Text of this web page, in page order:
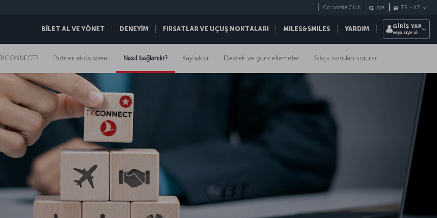
BİLET AL VE YÖNET DENEYİM FIRSATLAR VE UÇUŞ NOKTALARI MILES&SMILES YARDIM
Corporate Club Ara TR - AZ
GİRİŞ YAP
veya üye ol
Partner ekosistemi Nasıl bağlanılır? Kaynaklar Destek ve güncellemeler Sıkça sorulan sorular